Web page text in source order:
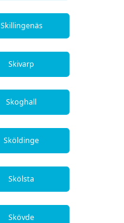
Skillingenäs
Skivarp
Skoghall
Sköldinge
Skölsta
Skövde